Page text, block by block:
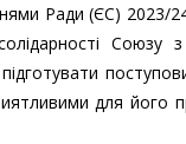
Ради (ЄС) 2023/
для